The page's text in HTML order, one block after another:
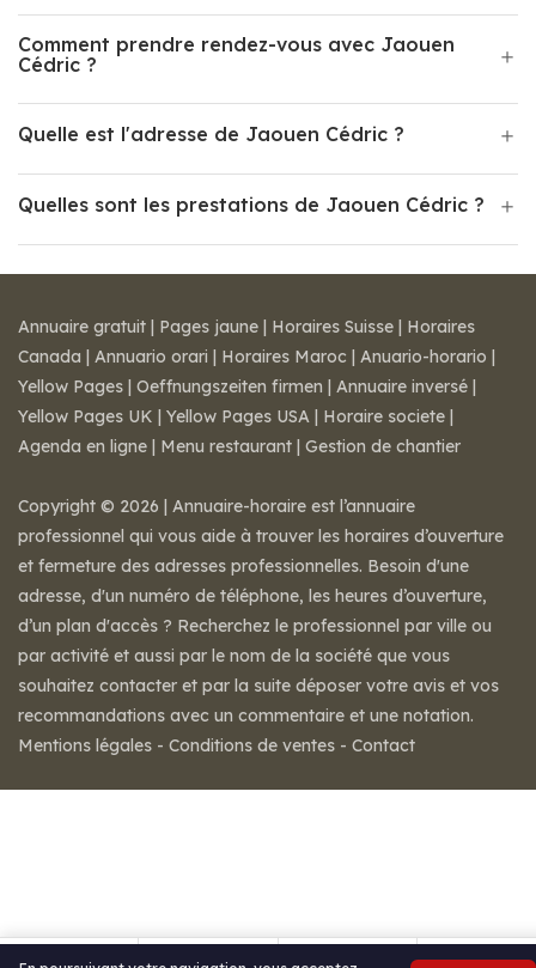
Comment prendre rendez-vous avec Jaouen
Cédric ?
Quelle est l'adresse de Jaouen Cédric ?
Quelles sont les prestations de Jaouen Cédric ?
Annuaire gratuit | Pages jaune | Horaires Suisse | Horaires
Canada | Annuario orari | Horaires Maroc | Anuario-horario |
Yellow Pages | Oeffnungszeiten firmen | Annuaire inversé |
Yellow Pages UK | Yellow Pages USA | Horaire societe |
Agenda en ligne | Menu restaurant | Gestion de chantier
Copyright © 2026 | Annuaire-horaire est l’annuaire
professionnel qui vous aide à trouver les horaires d’ouverture
et fermeture des adresses professionnelles. Besoin d'une
adresse, d'un numéro de téléphone, les heures d’ouverture,
d’un plan d'accès ? Recherchez le professionnel par ville ou
par activité et aussi par le nom de la société que vous
souhaitez contacter et par la suite déposer votre avis et vos
recommandations avec un commentaire et une notation.
Mentions légales - Conditions de ventes - Contact